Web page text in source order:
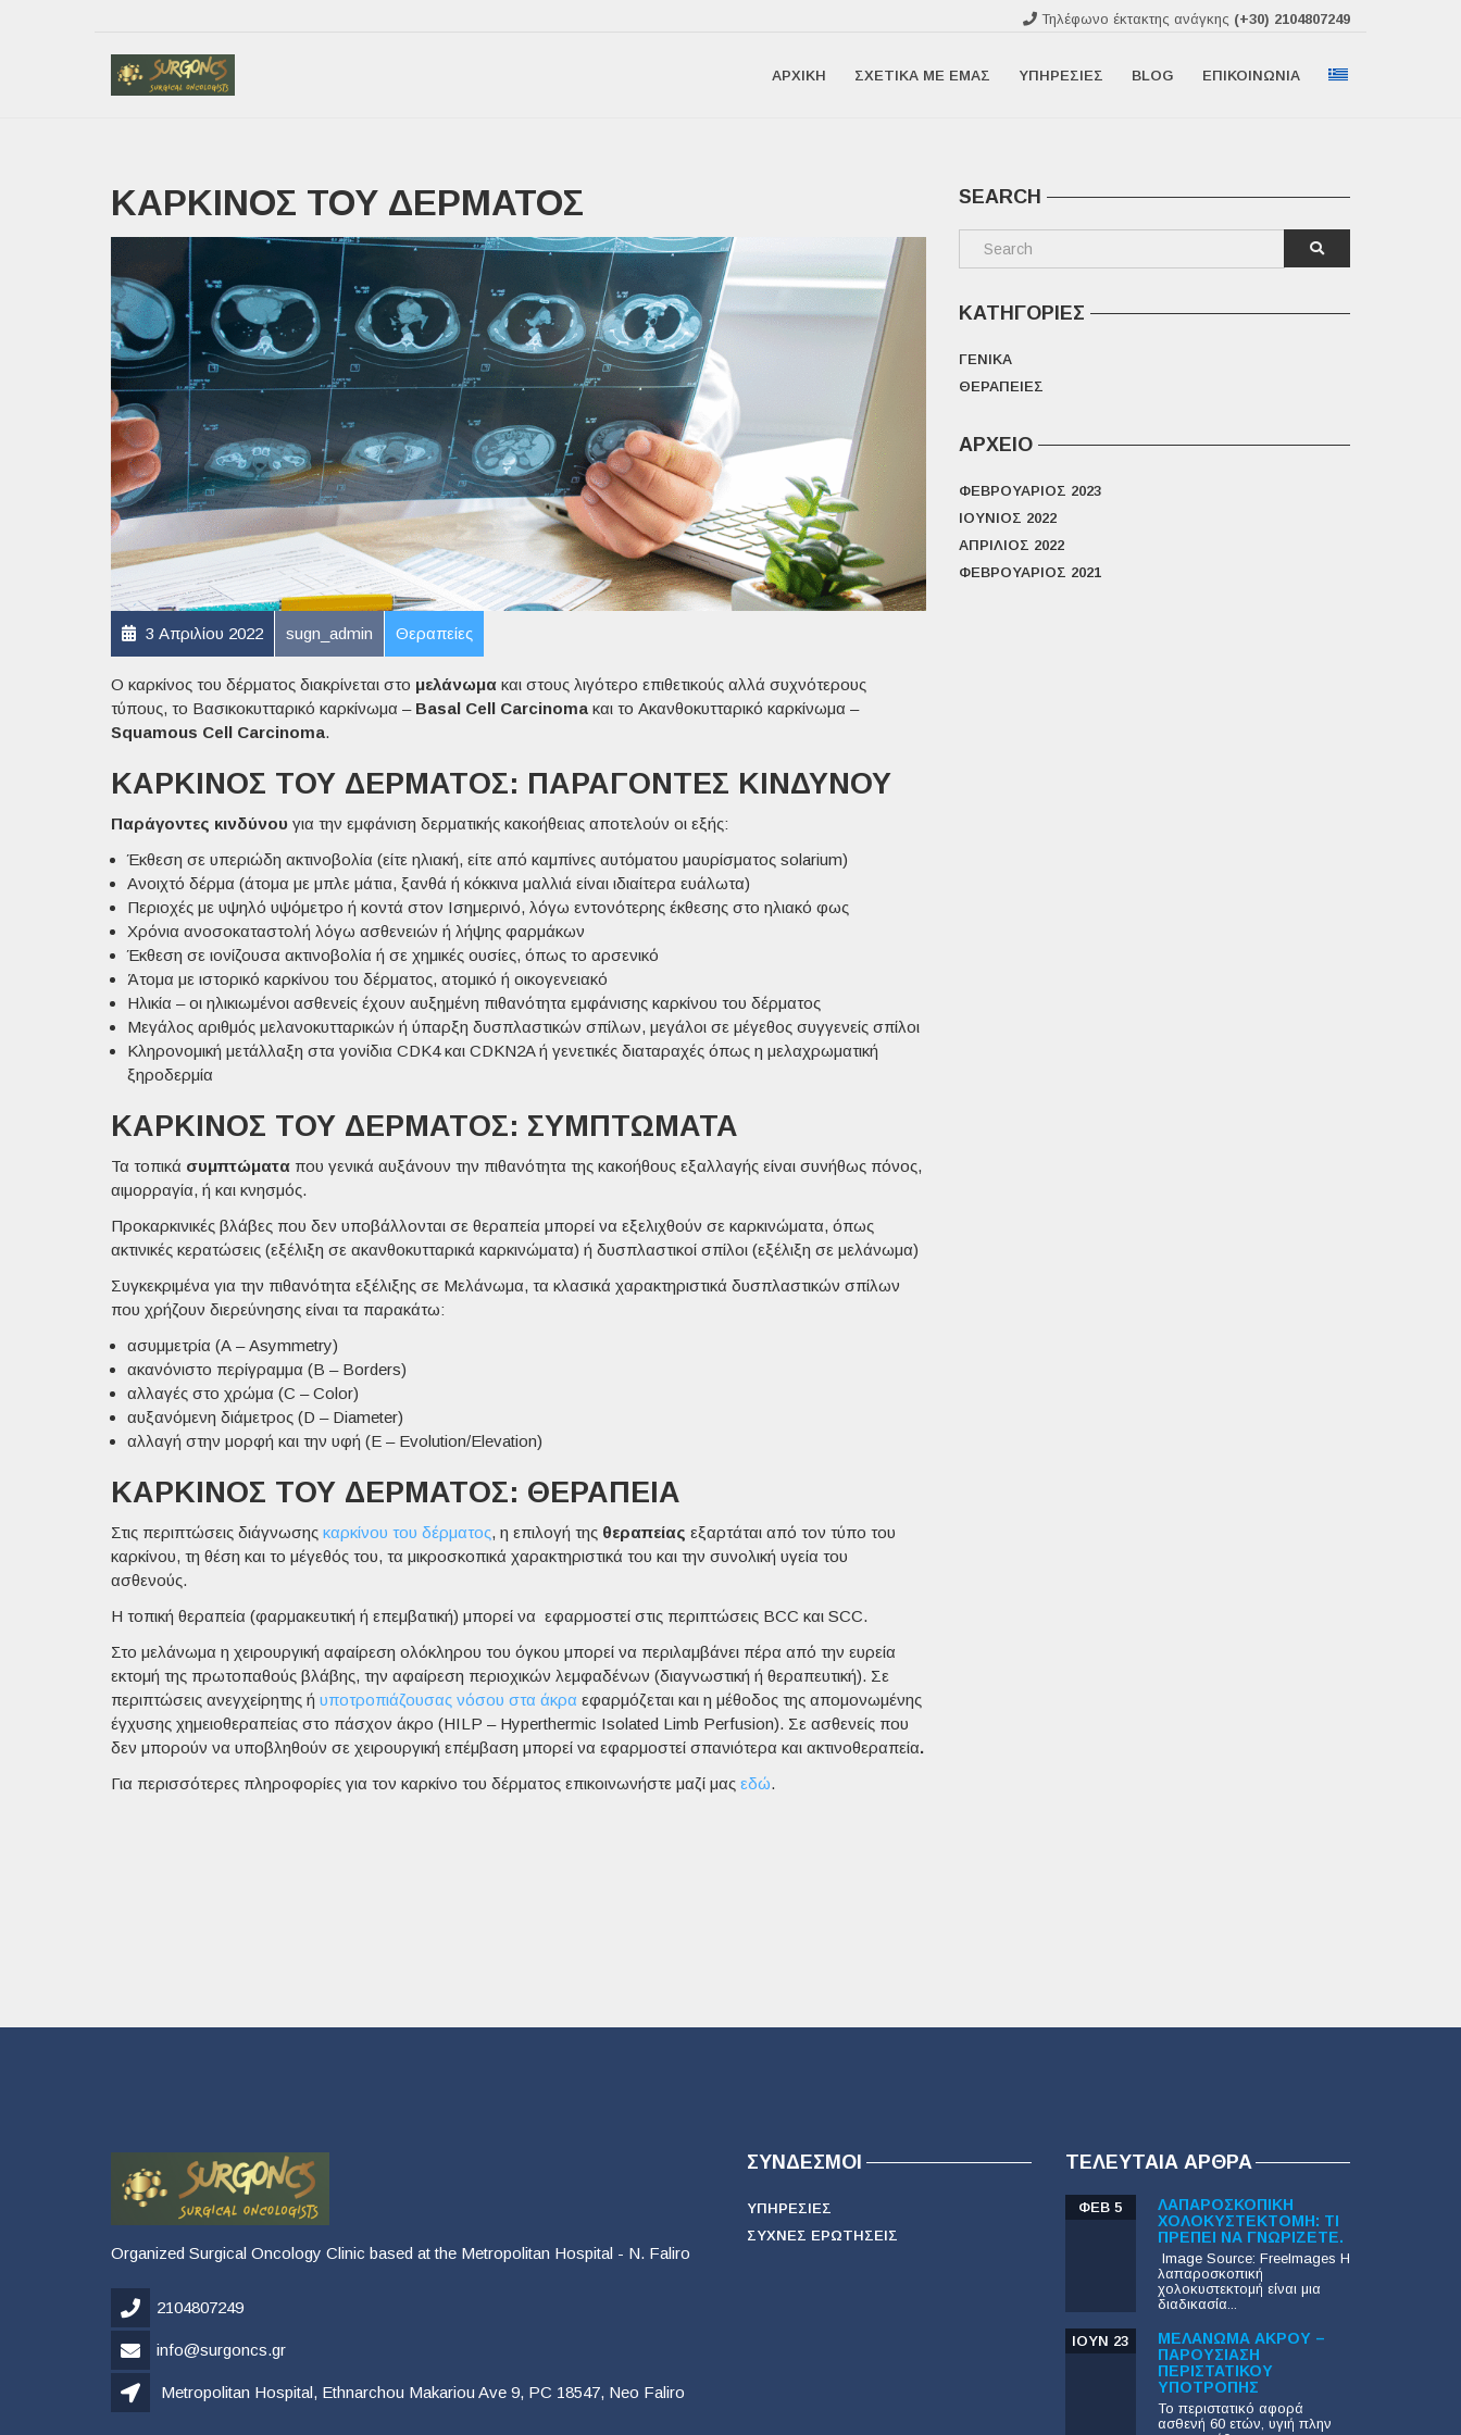
Τηλέφωνο έκτακτης ανάγκης (+30) 2104807249
ΑΡΧΙΚΉ ΣΧΕΤΙΚΆ ΜΕ ΕΜΆΣ ΥΠΗΡΕΣΊΕΣ BLOG ΕΠΙΚΟΙΝΩΝΊΑ
ΚΑΡΚΊΝΟΣ ΤΟΥ ΔΈΡΜΑΤΟΣ
3 Απριλίου 2022 sugn_admin Θεραπείες
O καρκίνος του δέρματος διακρίνεται στο μελάνωμα και στους λιγότερο επιθετικούς αλλά συχνότερους
τύπους, το Βασικοκυτταρικό καρκίνωμα – Basal Cell Carcinoma και το Ακανθοκυτταρικό καρκίνωμα –
Squamous Cell Carcinoma.
ΚΑΡΚΊΝΟΣ ΤΟΥ ΔΈΡΜΑΤΟΣ: ΠΑΡΆΓΟΝΤΕΣ ΚΙΝΔΎΝΟΥ
Παράγοντες κινδύνου για την εμφάνιση δερματικής κακοήθειας αποτελούν οι εξής:
Έκθεση σε υπεριώδη ακτινοβολία (είτε ηλιακή, είτε από καμπίνες αυτόματου μαυρίσματος solarium)
Ανοιχτό δέρμα (άτομα με μπλε μάτια, ξανθά ή κόκκινα μαλλιά είναι ιδιαίτερα ευάλωτα)
Περιοχές με υψηλό υψόμετρο ή κοντά στον Ισημερινό, λόγω εντονότερης έκθεσης στο ηλιακό φως
Χρόνια ανοσοκαταστολή λόγω ασθενειών ή λήψης φαρμάκων
Έκθεση σε ιονίζουσα ακτινοβολία ή σε χημικές ουσίες, όπως το αρσενικό
Άτομα με ιστορικό καρκίνου του δέρματος, ατομικό ή οικογενειακό
Ηλικία – οι ηλικιωμένοι ασθενείς έχουν αυξημένη πιθανότητα εμφάνισης καρκίνου του δέρματος
Μεγάλος αριθμός μελανοκυτταρικών ή ύπαρξη δυσπλαστικών σπίλων, μεγάλοι σε μέγεθος συγγενείς σπίλοι
Κληρονομική μετάλλαξη στα γονίδια CDK4 και CDKN2A ή γενετικές διαταραχές όπως η μελαχρωματική
ξηροδερμία
ΚΑΡΚΊΝΟΣ ΤΟΥ ΔΈΡΜΑΤΟΣ: ΣΥΜΠΤΏΜΑΤΑ
Τα τοπικά συμπτώματα που γενικά αυξάνουν την πιθανότητα της κακοήθους εξαλλαγής είναι συνήθως πόνος,
αιμορραγία, ή και κνησμός.
Προκαρκινικές βλάβες που δεν υποβάλλονται σε θεραπεία μπορεί να εξελιχθούν σε καρκινώματα, όπως
ακτινικές κερατώσεις (εξέλιξη σε ακανθοκυτταρικά καρκινώματα) ή δυσπλαστικοί σπίλοι (εξέλιξη σε μελάνωμα)
Συγκεκριμένα για την πιθανότητα εξέλιξης σε Μελάνωμα, τα κλασικά χαρακτηριστικά δυσπλαστικών σπίλων
που χρήζουν διερεύνησης είναι τα παρακάτω:
ασυμμετρία (Α –Asymmetry)
ακανόνιστο περίγραμμα (B – Borders)
αλλαγές στο χρώμα (C –Color)
αυξανόμενη διάμετρος (D – Diameter)
αλλαγή στην μορφή και την υφή (E – Evolution/Elevation)
ΚΑΡΚΊΝΟΣ ΤΟΥ ΔΈΡΜΑΤΟΣ: ΘΕΡΑΠΕΊΑ
Στις περιπτώσεις διάγνωσης καρκίνου του δέρματος, η επιλογή της θεραπείας εξαρτάται από τον τύπο του
καρκίνου, τη θέση και το μέγεθός του, τα μικροσκοπικά χαρακτηριστικά του και την συνολική υγεία του
ασθενούς.
Η τοπική θεραπεία (φαρμακευτική ή επεμβατική) μπορεί να εφαρμοστεί στις περιπτώσεις BCC και SCC.
Στο μελάνωμα η χειρουργική αφαίρεση ολόκληρου του όγκου μπορεί να περιλαμβάνει πέρα από την ευρεία
εκτομή της πρωτοπαθούς βλάβης, την αφαίρεση περιοχικών λεμφαδένων (διαγνωστική ή θεραπευτική). Σε
περιπτώσεις ανεγχείρητης ή υποτροπιάζουσας νόσου στα άκρα εφαρμόζεται και η μέθοδος της απομονωμένης
έγχυσης χημειοθεραπείας στο πάσχον άκρο (HILP – Hyperthermic Isolated Limb Perfusion). Σε ασθενείς που
δεν μπορούν να υποβληθούν σε χειρουργική επέμβαση μπορεί να εφαρμοστεί σπανιότερα και ακτινοθεραπεία.
Για περισσότερες πληροφορίες για τον καρκίνο του δέρματος επικοινωνήστε μαζί μας εδώ.
SEARCH
ΚΑΤΗΓΟΡΊΕΣ
ΓΕΝΙΚΆ
ΘΕΡΑΠΕΊΕΣ
ΑΡΧΕΊΟ
ΦΕΒΡΟΥΆΡΙΟΣ 2023
ΙΟΎΝΙΟΣ 2022
ΑΠΡΊΛΙΟΣ 2022
ΦΕΒΡΟΥΆΡΙΟΣ 2021
Organized Surgical Oncology Clinic based at the Metropolitan Hospital - N. Faliro
2104807249
info@surgoncs.gr
Metropolitan Hospital, Ethnarchou Makariou Ave 9, PC 18547, Neo Faliro
ΣΎΝΔΕΣΜΟΙ
ΥΠΗΡΕΣΊΕΣ
ΣΥΧΝΈΣ ΕΡΩΤΉΣΕΙΣ
ΤΕΛΕΥΤΑΊΑ ΆΡΘΡΑ
ΛΑΠΑΡΟΣΚΟΠΙΚΉ
ΧΟΛΟΚΥΣΤΕΚΤΟΜΉ: ΤΙ
ΠΡΈΠΕΙ ΝΑ ΓΝΩΡΊΖΕΤΕ.
ΦΕΒ 5
‍ Image Source: FreeImages‍ Η
λαπαροσκοπική
χολοκυστεκτομή είναι μια
διαδικασία...
ΜΕΛΆΝΩΜΑ ΆΚΡΟΥ –
ΠΑΡΟΥΣΊΑΣΗ
ΠΕΡΙΣΤΑΤΙΚΟΎ
ΥΠΟΤΡΟΠΉΣ
ΙΟΎΝ 23
Το περιστατικό αφορά
ασθενή 60 ετών, υγιή πλην